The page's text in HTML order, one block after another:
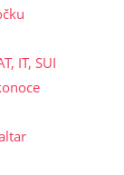
IT, SUI